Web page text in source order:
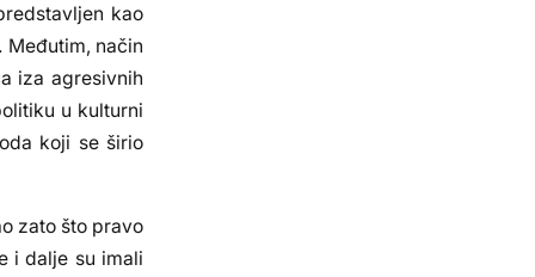
kao
Međutim, način
iza agresivnih
u kulturni
koji se širio
zato što pravo
i dalje su imali